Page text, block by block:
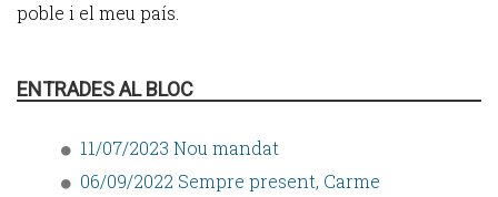
poble i el meu país.
ENTRADES AL BLOC
11/07/2023 Nou mandat
06/09/2022 Sempre present, Carme